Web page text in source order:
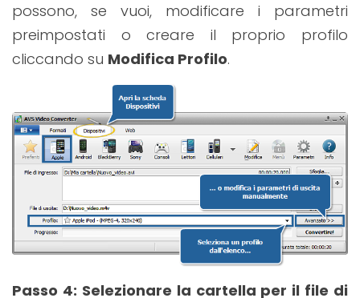
possono, se vuoi, modificare i parametri
preimpostati o creare il proprio profilo
cliccando su Modifica Profilo.
Passo 4: Selezionare la cartella per il file di